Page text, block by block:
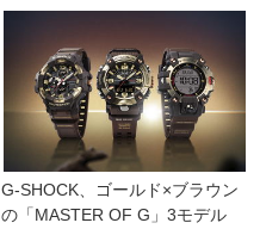
G-SHOCK、ゴールド×ブラウン
の「MASTER OF G」3モデル